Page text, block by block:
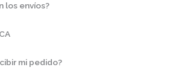
los envíos?
mi pedido?